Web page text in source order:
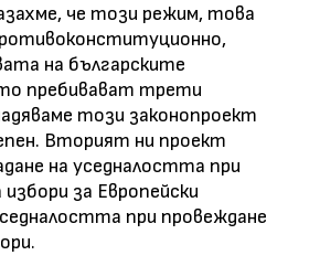
че този режим, това
на българските
пребивават трети
този законопроект
Вторият ни проект
на уседналостта при
за Европейски
при провеждане